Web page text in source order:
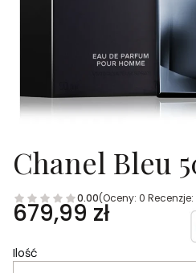
Chanel Bleu
0.00(Oceny: 0 Recenzje:
Cena
679,99 zł
Ilość